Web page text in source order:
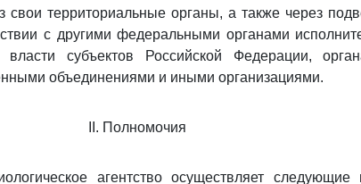
свои территориальные органы, а также через
с другими федеральными органами
власти субъектов Российской Федерации,
объединениями и иными организациями.
II. Полномочия
агентство осуществляет